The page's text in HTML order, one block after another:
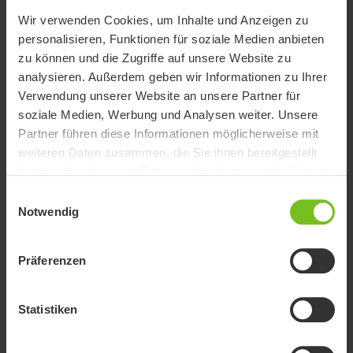
Wir verwenden Cookies, um Inhalte und Anzeigen zu
personalisieren, Funktionen für soziale Medien anbieten
zu können und die Zugriffe auf unsere Website zu
analysieren. Außerdem geben wir Informationen zu Ihrer
Verwendung unserer Website an unsere Partner für
soziale Medien, Werbung und Analysen weiter. Unsere
Partner führen diese Informationen möglicherweise mit
weiteren Daten zusammen, die Sie ihnen bereitgestellt
Notwendig
Präferenzen
Statistiken
Filter für Dokumente
Filter löschen
Anweisungen zur Wiederaufbereitung
78320J_Rekond Sw Mob_sv_en_ty.pdf
Benutzerhandbuch
EC Konformitätserklärung
Ersatzteilliste